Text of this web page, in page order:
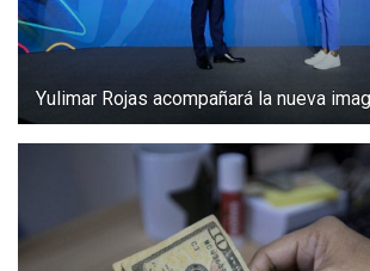
Yulimar Rojas acompañará la nueva